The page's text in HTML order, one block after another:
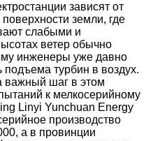
зависят от
земли, где
слабыми и
ветер обычно
инженеры уже давно
турбин в воздух.
важный шаг в этом
к мелкосерийному
Linyi Yunchuan Energy
производство
а в провинции